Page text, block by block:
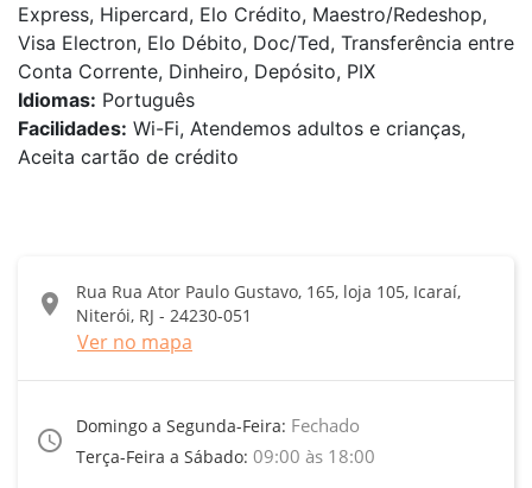
Express, Hipercard, Elo Crédito, Maestro/Redeshop,
Visa Electron, Elo Débito, Doc/Ted, Transferência entre
Conta Corrente, Dinheiro, Depósito, PIX
Idiomas: Português
Facilidades: Wi-Fi, Atendemos adultos e crianças,
Aceita cartão de crédito
location_on
Rua Rua Ator Paulo Gustavo, 165, loja 105, Icaraí,
Niterói, RJ - 24230-051
Ver no mapa
access_time
Domingo a Segunda-Feira: Fechado
Terça-Feira a Sábado: 09:00 às 18:00